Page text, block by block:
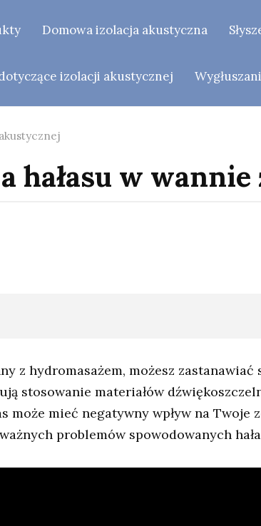
Domowa izolacja akustyczna
izolacji akustycznej
hałasu w
z hydromasażem, możesz
stosowanie materiałów
może mieć negatywny wpływ na
problemów spowodowanych